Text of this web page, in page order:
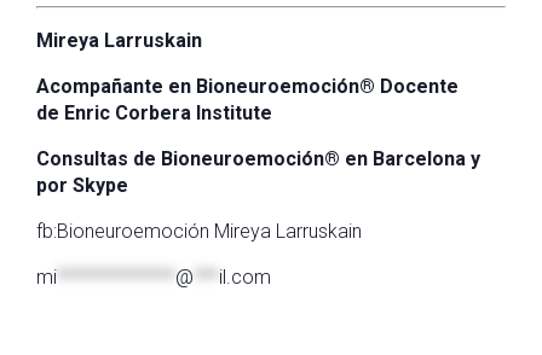
Mireya Larruskain
Acompañante en Bioneuroemoción® Docente
de Enric Corbera Institute
Consultas de Bioneuroemoción® en Barcelona y
por Skype
fb:Bioneuroemoción Mireya Larruskain
mi ************** @ *** il.com